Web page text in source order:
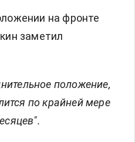
на фронте
заметил
положение,
по крайней мере